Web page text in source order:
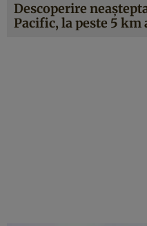
Descoperire
Pacific, la peste 5 km